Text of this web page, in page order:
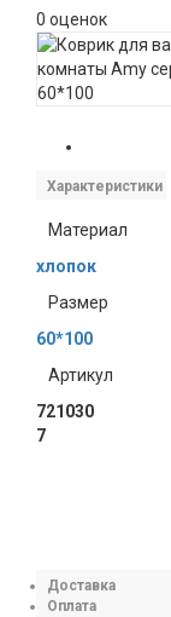
0 оценок
Характеристики
Материал
хлопок
Размер
60*100
Артикул
721030
7
Доставка
Оплата